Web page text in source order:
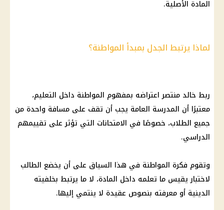
المادة الأصلية.
لماذا يرتبط الجدل بمبدأ المواطنة؟
ربط خالد منتصر اعتراضه بمفهوم المواطنة داخل التعليم،
معتبرًا أن المدرسة العامة يجب أن تقف على مسافة واحدة من
جميع الطلاب، خصوصًا في الامتحانات التي تؤثر على تقييمهم
الدراسي.
وتقوم فكرة المواطنة في هذا السياق على أن يخضع الطالب
لاختبار يقيس ما تعلمه داخل المادة، لا ما يرتبط بخلفيته
الدينية أو معرفته بنصوص عقيدة لا ينتمي إليها.